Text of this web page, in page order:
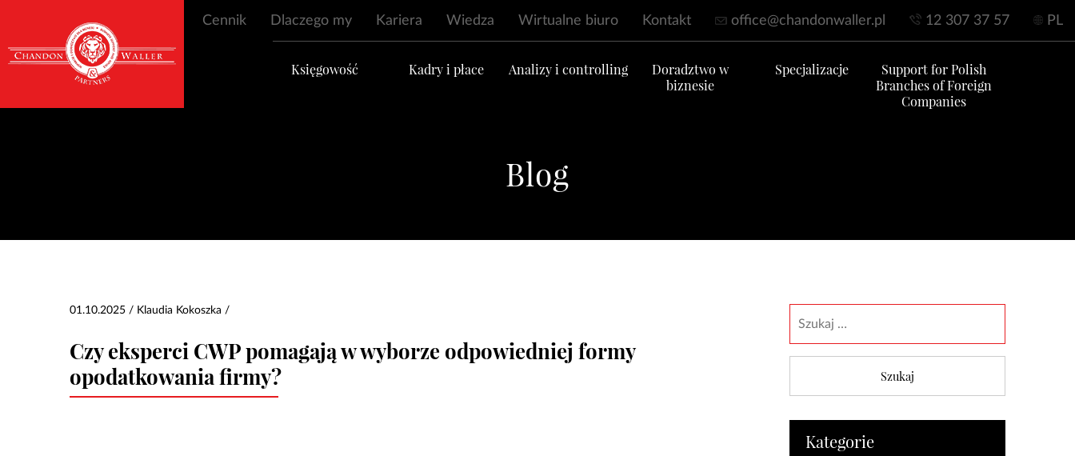
Cennik Dlaczego my Kariera Wiedza Wirtualne biuro Kontakt office@chandonwaller.pl 12 307 37 57 PL
Księgowość Kadry i płace Analizy i controlling
Doradztwo w
biznesie
Specjalizacje
Support for Polish
Branches of Foreign
Companies
Blog
Kategorie
01.10.2025 / Klaudia Kokoszka /
Czy eksperci CWP pomagają w wyborze odpowiedniej formy
opodatkowania firmy?